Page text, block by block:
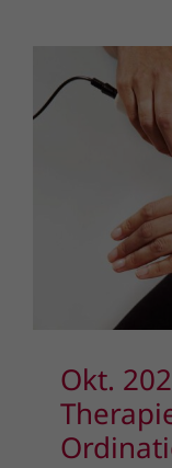
Okt.